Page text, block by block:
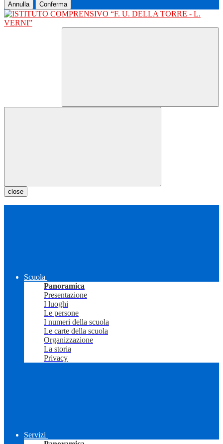
Annulla Conferma
close
Scuola
Panoramica
Presentazione
I luoghi
Le persone
I numeri della scuola
Le carte della scuola
Organizzazione
La storia
Privacy
Servizi